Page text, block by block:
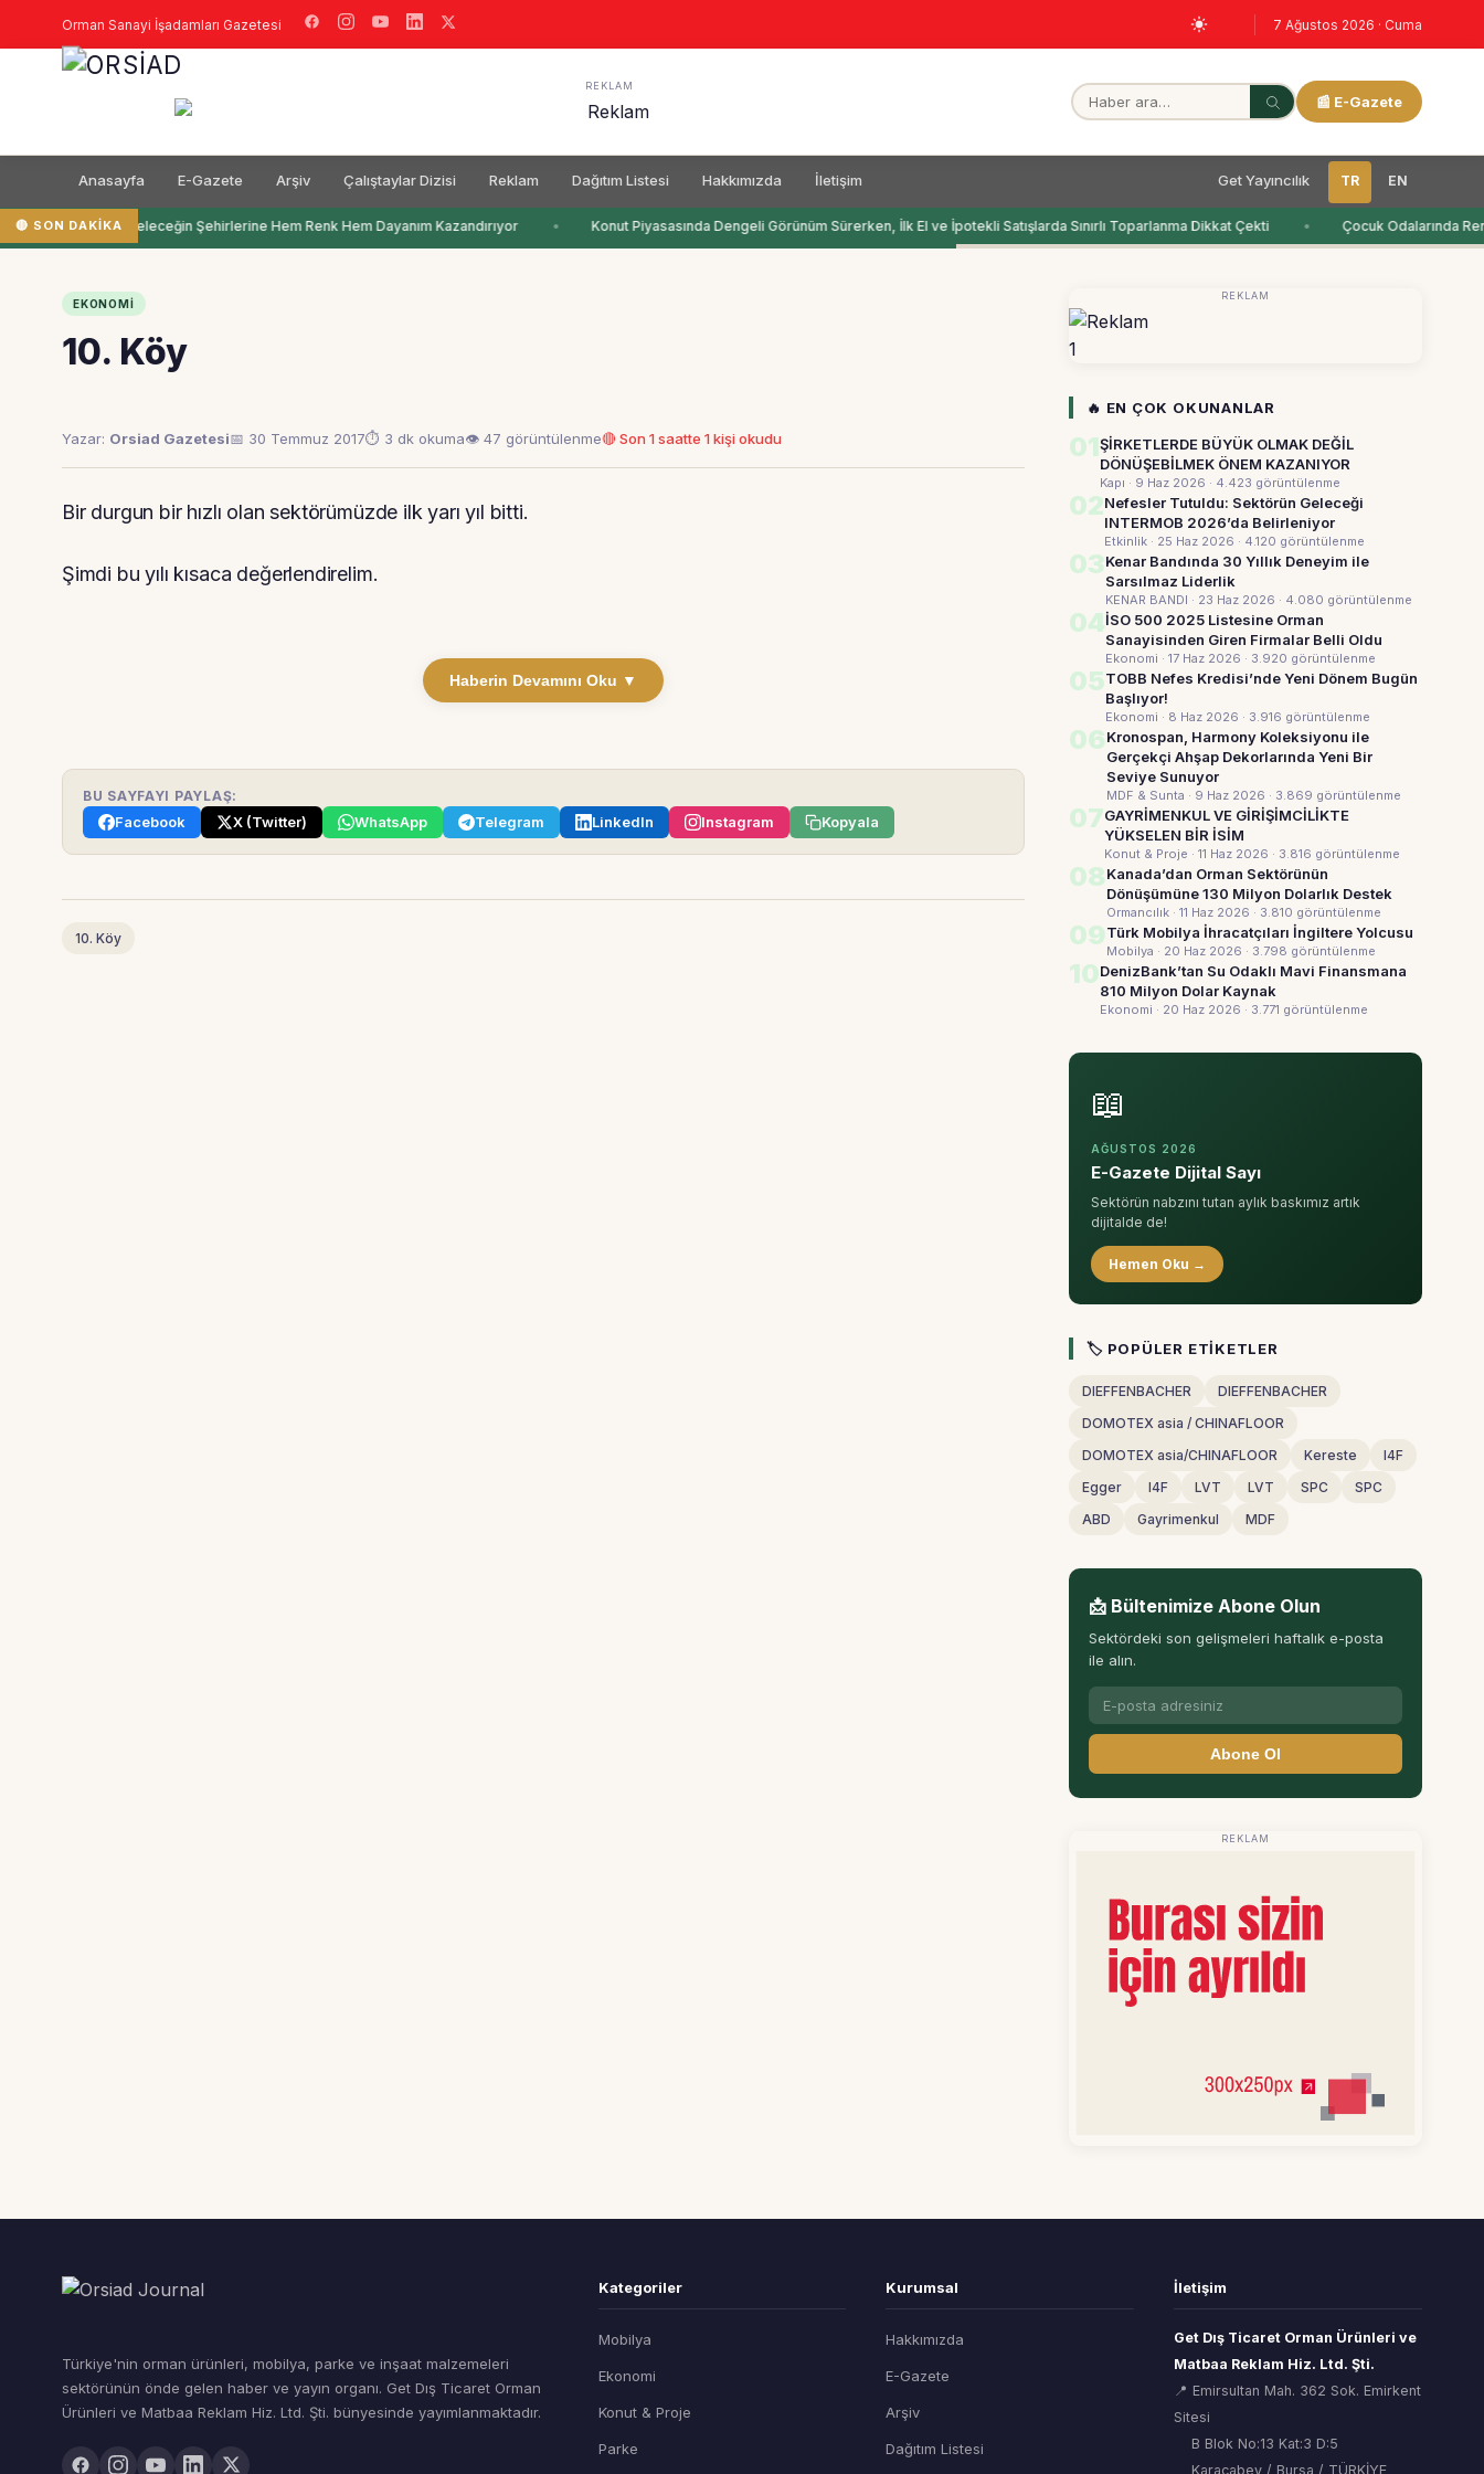
Orman Sanayi İşadamları Gazetesi 7 Ağustos 2026 · Cuma
REKLAM
📰 E-Gazete
Anasayfa E-Gazete Arşiv Çalıştaylar Dizisi Reklam Dağıtım Listesi Hakkımızda İletişim Get Yayıncılık TR EN
🔴 SON DAKIKA
Filli Boya Geleceğin Şehirlerine Hem Renk Hem Dayanım Kazandırıyor Konut Piyasasında Dengeli Görünüm Sürerken, İlk El ve İpotekli Satışlarda Sınırlı Toparlanma Dikkat Çekti Çocuk Odalarında
EKONOMI
10. Köy
Yazar: Orsiad Gazetesi📅 30 Temmuz 2017⏱ 3 dk okuma👁 47 görüntülenme🔴 Son 1 saatte 1 kişi okudu
Bir durgun bir hızlı olan sektörümüzde ilk yarı yıl bitti.
Şimdi bu yılı kısaca değerlendirelim.
Haberin Devamını Oku ▼
BU SAYFAYI PAYLAŞ:
Facebook X (Twitter) WhatsApp Telegram LinkedIn Instagram Kopyala
10. Köy
REKLAM
1
🔥 EN ÇOK OKUNANLAR
01ŞİRKETLERDE BÜYÜK OLMAK DEĞİL
DÖNÜŞEBİLMEK ÖNEM KAZANIYOR
Kapı · 9 Haz 2026 · 4.423 görüntülenme
02Nefesler Tutuldu: Sektörün Geleceği
INTERMOB 2026’da Belirleniyor
Etkinlik · 25 Haz 2026 · 4.120 görüntülenme
03Kenar Bandında 30 Yıllık Deneyim ile
Sarsılmaz Liderlik
KENAR BANDI · 23 Haz 2026 · 4.080 görüntülenme
04İSO 500 2025 Listesine Orman
Sanayisinden Giren Firmalar Belli Oldu
Ekonomi · 17 Haz 2026 · 3.920 görüntülenme
05TOBB Nefes Kredisi’nde Yeni Dönem Bugün
Başlıyor!
Ekonomi · 8 Haz 2026 · 3.916 görüntülenme
06Kronospan, Harmony Koleksiyonu ile
Gerçekçi Ahşap Dekorlarında Yeni Bir
Seviye Sunuyor
MDF & Sunta · 9 Haz 2026 · 3.869 görüntülenme
07GAYRİMENKUL VE GİRİŞİMCİLİKTE
YÜKSELEN BİR İSİM
Konut & Proje · 11 Haz 2026 · 3.816 görüntülenme
08Kanada’dan Orman Sektörünün
Dönüşümüne 130 Milyon Dolarlık Destek
Ormancılık · 11 Haz 2026 · 3.810 görüntülenme
09Türk Mobilya İhracatçıları İngiltere Yolcusu
Mobilya · 20 Haz 2026 · 3.798 görüntülenme
10DenizBank’tan Su Odaklı Mavi Finansmana
810 Milyon Dolar Kaynak
Ekonomi · 20 Haz 2026 · 3.771 görüntülenme
📖
AĞUSTOS 2026
E-Gazete Dijital Sayı
Sektörün nabzını tutan aylık baskımız artık
dijitalde de!
Hemen Oku →
🏷 POPÜLER ETIKETLER
DIEFFENBACHER
DIEFFENBACHER
DOMOTEX asia / CHINAFLOOR
DOMOTEX asia/CHINAFLOOR
Kereste
I4F
Egger
I4F LVT LVT SPC
SPC
ABD
Gayrimenkul MDF
📩 Bültenimize Abone Olun
Sektördeki son gelişmeleri haftalık e-posta
ile alın.
Abone Ol
REKLAM
Türkiye'nin orman ürünleri, mobilya, parke ve inşaat malzemeleri
sektörünün önde gelen haber ve yayın organı. Get Dış Ticaret Orman
Ürünleri ve Matbaa Reklam Hiz. Ltd. Şti. bünyesinde yayımlanmaktadır.
Kategoriler
Mobilya
Ekonomi
Konut & Proje
Parke
Kurumsal
Hakkımızda
E-Gazete
Arşiv
Dağıtım Listesi
İletişim
Get Dış Ticaret Orman Ürünleri ve
Matbaa Reklam Hiz. Ltd. Şti.
📍 Emirsultan Mah. 362 Sok. Emirkent
Sitesi
B Blok No:13 Kat:3 D:5
Karacabey / Bursa / TÜRKİYE